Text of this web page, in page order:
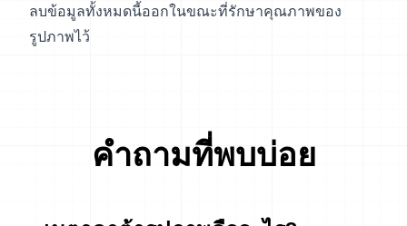
ลบข้อมูลทั้งหมดนี้ออกในขณะที่รักษาคุณภาพของ
รูปภาพไว้
คำถามที่พบบ่อย